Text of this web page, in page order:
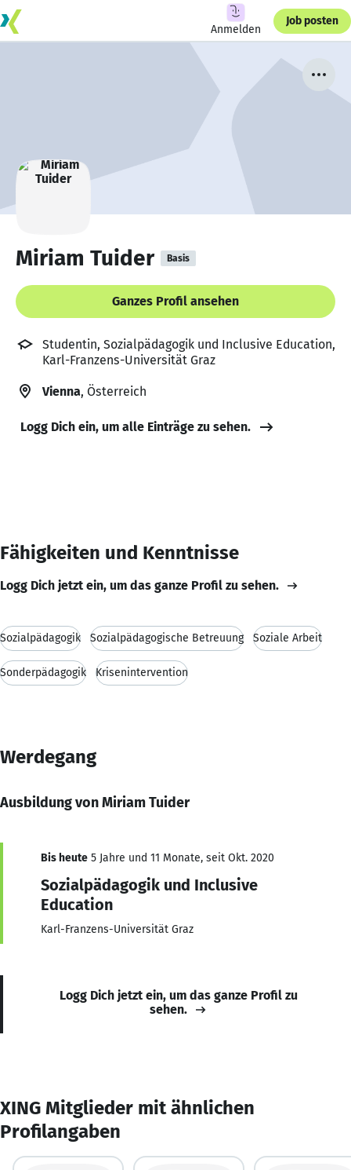
Anmelden
Job posten
Miriam Tuider Basis
Ganzes Profil ansehen
Studentin, Sozialpädagogik und Inclusive Education,
Karl-Franzens-Universität Graz
Vienna, Österreich
Logg Dich ein, um alle Einträge zu sehen.
Fähigkeiten und Kenntnisse
Logg Dich jetzt ein, um das ganze Profil zu sehen.
Sozialpädagogik Sozialpädagogische Betreuung Soziale Arbeit
Sonderpädagogik Krisenintervention
Werdegang
Ausbildung von Miriam Tuider
Bis heute 5 Jahre und 11 Monate, seit Okt. 2020
Sozialpädagogik und Inclusive
Education
Karl-Franzens-Universität Graz
Logg Dich jetzt ein, um das ganze Profil zu
sehen.
XING Mitglieder mit ähnlichen
Profilangaben